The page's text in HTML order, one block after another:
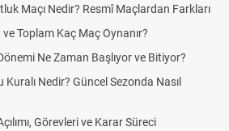
Maçı Nedir? Resmî Maçlardan Farkları
Kaç Maç Oynanır?
Ne Zaman Başlıyor ve Bitiyor?
Nedir? Güncel Sezonda Nasıl
Görevleri ve Karar Süreci